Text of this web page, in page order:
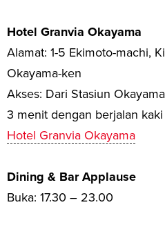
Hotel Granvia Okayama
Alamat: 1-5 Ekimoto-machi,
Okayama-ken
Akses: Dari Stasiun
3 menit dengan berjalan kaki
Hotel Granvia Okayama
Dining & Bar Applause
Buka: 17.30 – 23.00